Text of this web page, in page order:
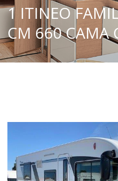
1 ITINEO
CM 660 CAMA